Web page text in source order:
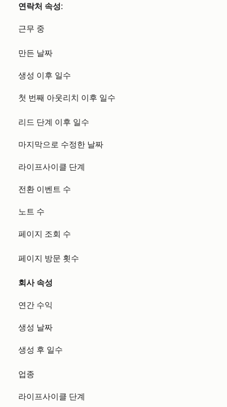
연락처 속성:
근무 중
만든 날짜
생성 이후 일수
첫 번째 아웃리치 이후 일수
리드 단계 이후 일수
마지막으로 수정한 날짜
라이프사이클 단계
전환 이벤트 수
노트 수
페이지 조회 수
페이지 방문 횟수
회사 속성
연간 수익
생성 날짜
생성 후 일수
업종
라이프사이클 단계